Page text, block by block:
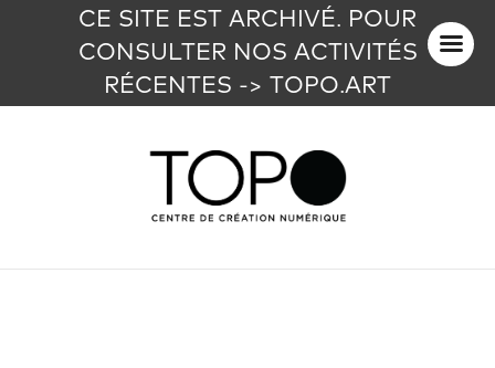
CE SITE EST ARCHIVÉ. POUR
CONSULTER NOS ACTIVITÉS
RÉCENTES -> TOPO.ART